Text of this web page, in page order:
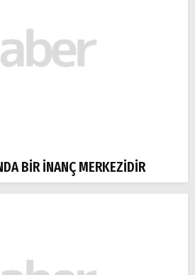
BİR İNANÇ MERKEZİDİR